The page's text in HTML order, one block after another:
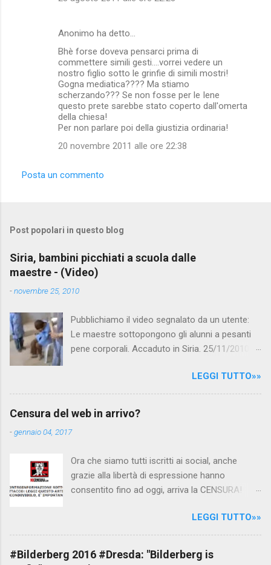
Anonimo ha detto…
Bhè forse doveva pensarci prima di
commettere simili gesti....vorrei vedere un
nostro figlio sotto le grinfie di simili mostri!
Gogna mediatica???? Ma stiamo
scherzando??? Se non fosse per le Iene
questo prete sarebbe stato coperto dall'omerta
della chiesa!
Per non parlare poi della giustizia ordinaria!
20 novembre 2011 alle ore 22:38
Posta un commento
Post popolari in questo blog
Siria, bambini picchiati a scuola dalle
maestre - (Video)
-novembre 25, 2010
Pubblichiamo il video segnalato da un utente:
Le maestre sottopongono gli alunni a pesanti
pene corporali. Accaduto in Siria. 25/11/2010
Canale 5 "Forum" si è interessato al caso,
interpellando prontamente l'ambasciata siriana,
per fare luce sulla vicenda: è emerso che il
scuola. LEGGI IL SERVIZIO . staff
nocensura.com Condividi su Facebook
LEGGI TUTTO»»
Censura del web in arrivo?
-gennaio 04, 2017
Ora che siamo tutti iscritti ai social, anche
grazie alla libertà di espressione hanno
consentito fino ad oggi, arriva la CENSURA!
politica rispediti al mittente dai cittadini - perché
censurare avrebbe fatto perdere troppi
consensi ai vari governi - la CENSURA potrebbe
arrivare dall'Antitrust, ovvero l' Autorità garante
LEGGI TUTTO»»
#Bilderberg 2016 #Dresda: "Bilderberg is